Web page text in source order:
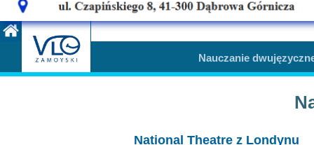
Nauczanie
National Theatre z Londynu
Harmonogram
Pomoc
Historia szkoły
Patron szkoły
Kalendarz roku szkolnego
Egzaminy i sprawdziany
Aktualności dla
Sprawdzian kompetencji